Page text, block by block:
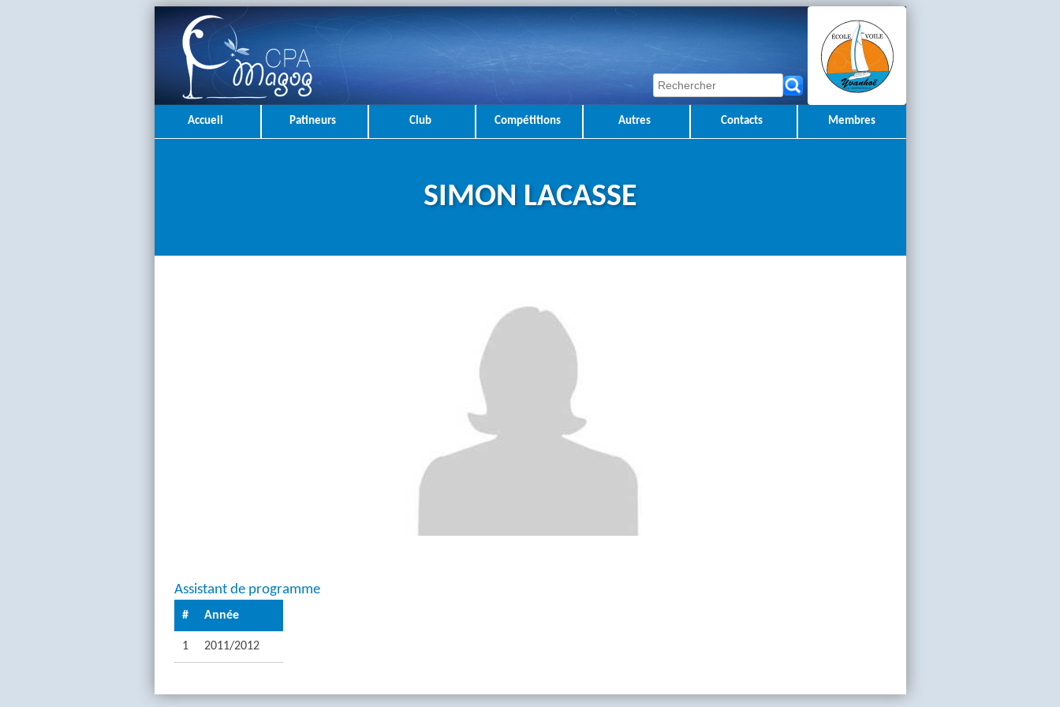
Accueil Patineurs Club Compétitions Autres Contacts Membres
SIMON LACASSE
Assistant de programme
# Année
1 2011/2012